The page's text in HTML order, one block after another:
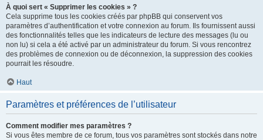
À quoi sert « Supprimer les cookies » ?
Cela supprime tous les cookies créés par phpBB qui conservent vos
paramètres d’authentification et votre connexion au forum. Ils fournissent aussi
des fonctionnalités telles que les indicateurs de lecture des messages (lu ou
non lu) si cela a été activé par un administrateur du forum. Si vous rencontrez
des problèmes de connexion ou de déconnexion, la suppression des cookies
pourrait les résoudre.
Haut
Paramètres et préférences de l’utilisateur
Comment modifier mes paramètres ?
Si vous êtes membre de ce forum, tous vos paramètres sont stockés dans notre